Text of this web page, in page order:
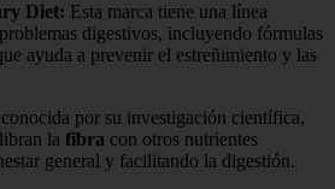
Diet: Esta marca tiene una línea
digestivos, incluyendo fórmulas
ayuda a prevenir el estreñimiento y las
por su investigación científica,
la fibra con otros nutrientes
general y facilitando la digestión.